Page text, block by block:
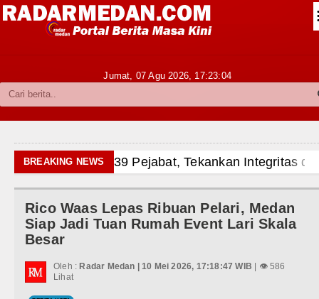
Kabupaten Karo
Politik
Hiburan
Olahraga
Jumat, 07 Agu 2026, 17:23:06
BREAKING NEWS LGB Minus T dan Q Sebagai
Danrem 011 Lilawangsa Brigjen
Aceh
Rico Waas Nonaktifkan Lurah
Rico Waas Lepas Ribuan Pelari, Medan
Siap Jadi Tuan Rumah Event Lari Skala
Besar
Oleh : Radar Medan | 10 Mei 2026, 17:18:47 WIB | 👁 586
Lihat